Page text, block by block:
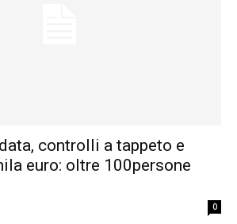
controlli a tappeto e
euro: oltre 100persone
0